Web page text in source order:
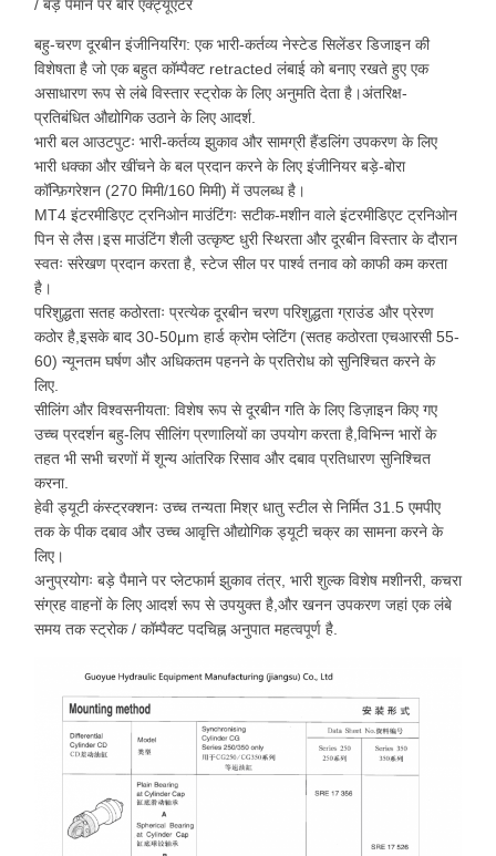
/ बड़े पैमाने पर बोर एक्ट्यूएटर
बहु-चरण दूरबीन इंजीनियरिंग: एक भारी-कर्तव्य नेस्टेड सिलेंडर डिजाइन की
विशेषता है जो एक बहुत कॉम्पैक्ट retracted लंबाई को बनाए रखते हुए एक
असाधारण रूप से लंबे विस्तार स्ट्रोक के लिए अनुमति देता है।अंतरिक्ष-
प्रतिबंधित औद्योगिक उठाने के लिए आदर्श.
भारी बल आउटपुटः भारी-कर्तव्य झुकाव और सामग्री हैंडलिंग उपकरण के लिए
भारी धक्का और खींचने के बल प्रदान करने के लिए इंजीनियर बड़े-बोरा
कॉन्फ़िगरेशन (270 मिमी/160 मिमी) में उपलब्ध है।
MT4 इंटरमीडिएट ट्रनिओन माउंटिंगः सटीक-मशीन वाले इंटरमीडिएट ट्रनिओन
पिन से लैस।इस माउंटिंग शैली उत्कृष्ट धुरी स्थिरता और दूरबीन विस्तार के दौरान
स्वतः संरेखण प्रदान करता है, स्टेज सील पर पार्श्व तनाव को काफी कम करता
है।
परिशुद्धता सतह कठोरताः प्रत्येक दूरबीन चरण परिशुद्धता ग्राउंड और प्रेरण
कठोर है,इसके बाद 30-50μm हार्ड क्रोम प्लेटिंग (सतह कठोरता एचआरसी 55-
60) न्यूनतम घर्षण और अधिकतम पहनने के प्रतिरोध को सुनिश्चित करने के
लिए.
सीलिंग और विश्वसनीयता: विशेष रूप से दूरबीन गति के लिए डिज़ाइन किए गए
उच्च प्रदर्शन बहु-लिप सीलिंग प्रणालियों का उपयोग करता है,विभिन्न भारों के
तहत भी सभी चरणों में शून्य आंतरिक रिसाव और दबाव प्रतिधारण सुनिश्चित
करना.
हेवी ड्यूटी कंस्ट्रक्शनः उच्च तन्यता मिश्र धातु स्टील से निर्मित 31.5 एमपीए
तक के पीक दबाव और उच्च आवृत्ति औद्योगिक ड्यूटी चक्र का सामना करने के
लिए।
अनुप्रयोगः बड़े पैमाने पर प्लेटफार्म झुकाव तंत्र, भारी शुल्क विशेष मशीनरी, कचरा
संग्रह वाहनों के लिए आदर्श रूप से उपयुक्त है,और खनन उपकरण जहां एक लंबे
समय तक स्ट्रोक / कॉम्पैक्ट पदचिह्न अनुपात महत्वपूर्ण है.